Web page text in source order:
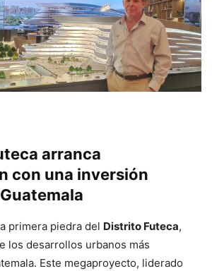
arranca
con una inversión
primera piedra del Distrito Futeca,
los desarrollos urbanos más
Este megaproyecto, liderado